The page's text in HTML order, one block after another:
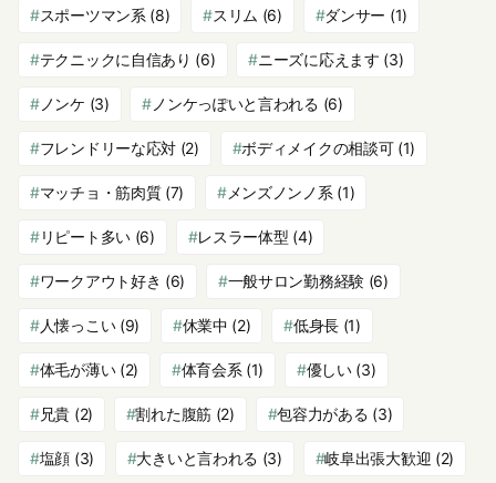
スポーツマン系 (8) スリム (6) ダンサー (1)
テクニックに自信あり (6) ニーズに応えます (3)
ノンケ (3) ノンケっぽいと言われる (6)
フレンドリーな応対 (2) ボディメイクの相談可(1)
マッチョ・筋肉質(7) メンズノンノ系 (1)
リピート多い(6) レスラー体型 (4)
ワークアウト好き (6) 一般サロン勤務経験(6)
人懐っこい(9) 休業中 (2) 低身長 (1)
体毛が薄い(2) 体育会系 (1) 優しい(3)
兄貴 (2) 割れた腹筋(2) 包容力がある (3)
塩顔 (3) 大きいと言われる (3) 岐阜出張大歓迎 (2)